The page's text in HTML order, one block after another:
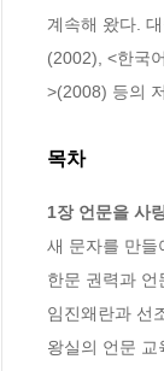
계속해 왔다.
(2002), <한국
>(2008) 등의
목차
1장 언문을 사
새 문자를 만들
한문 권력과 언
임진왜란과 선
왕실의 언문 교